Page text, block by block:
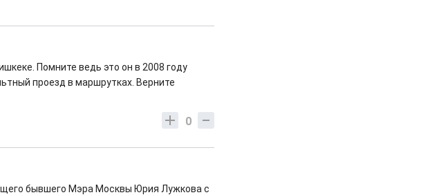
Помните ведь это он в 2008 году
проезд в маршрутках. Верните
0
бывшего Мэра Москвы Юрия Лужкова с